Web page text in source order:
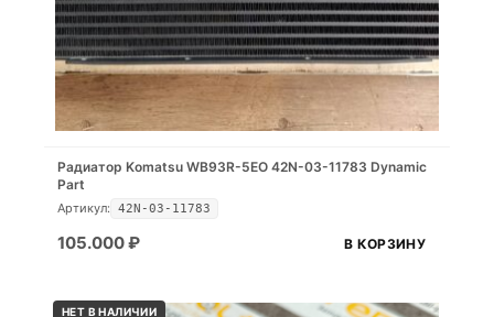
Радиатор Komatsu WB93R-5EO 42N-03-11783 Dynamic
Part
Артикул: 42N-03-11783
105.000₽ В КОРЗИНУ
НЕТ В НАЛИЧИИ